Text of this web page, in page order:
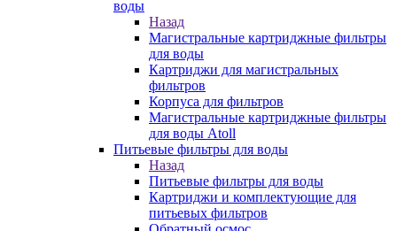
воды
Назад
Магистральные картриджные фильтры
для воды
Картриджи для магистральных
фильтров
Корпуса для фильтров
Магистральные картриджные фильтры
для воды Atoll
Питьевые фильтры для воды
Назад
Питьевые фильтры для воды
Картриджи и комплектующие для
питьевых фильтров